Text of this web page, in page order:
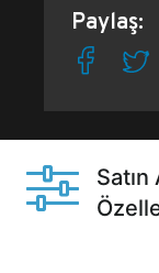
Paylaş:
Satın